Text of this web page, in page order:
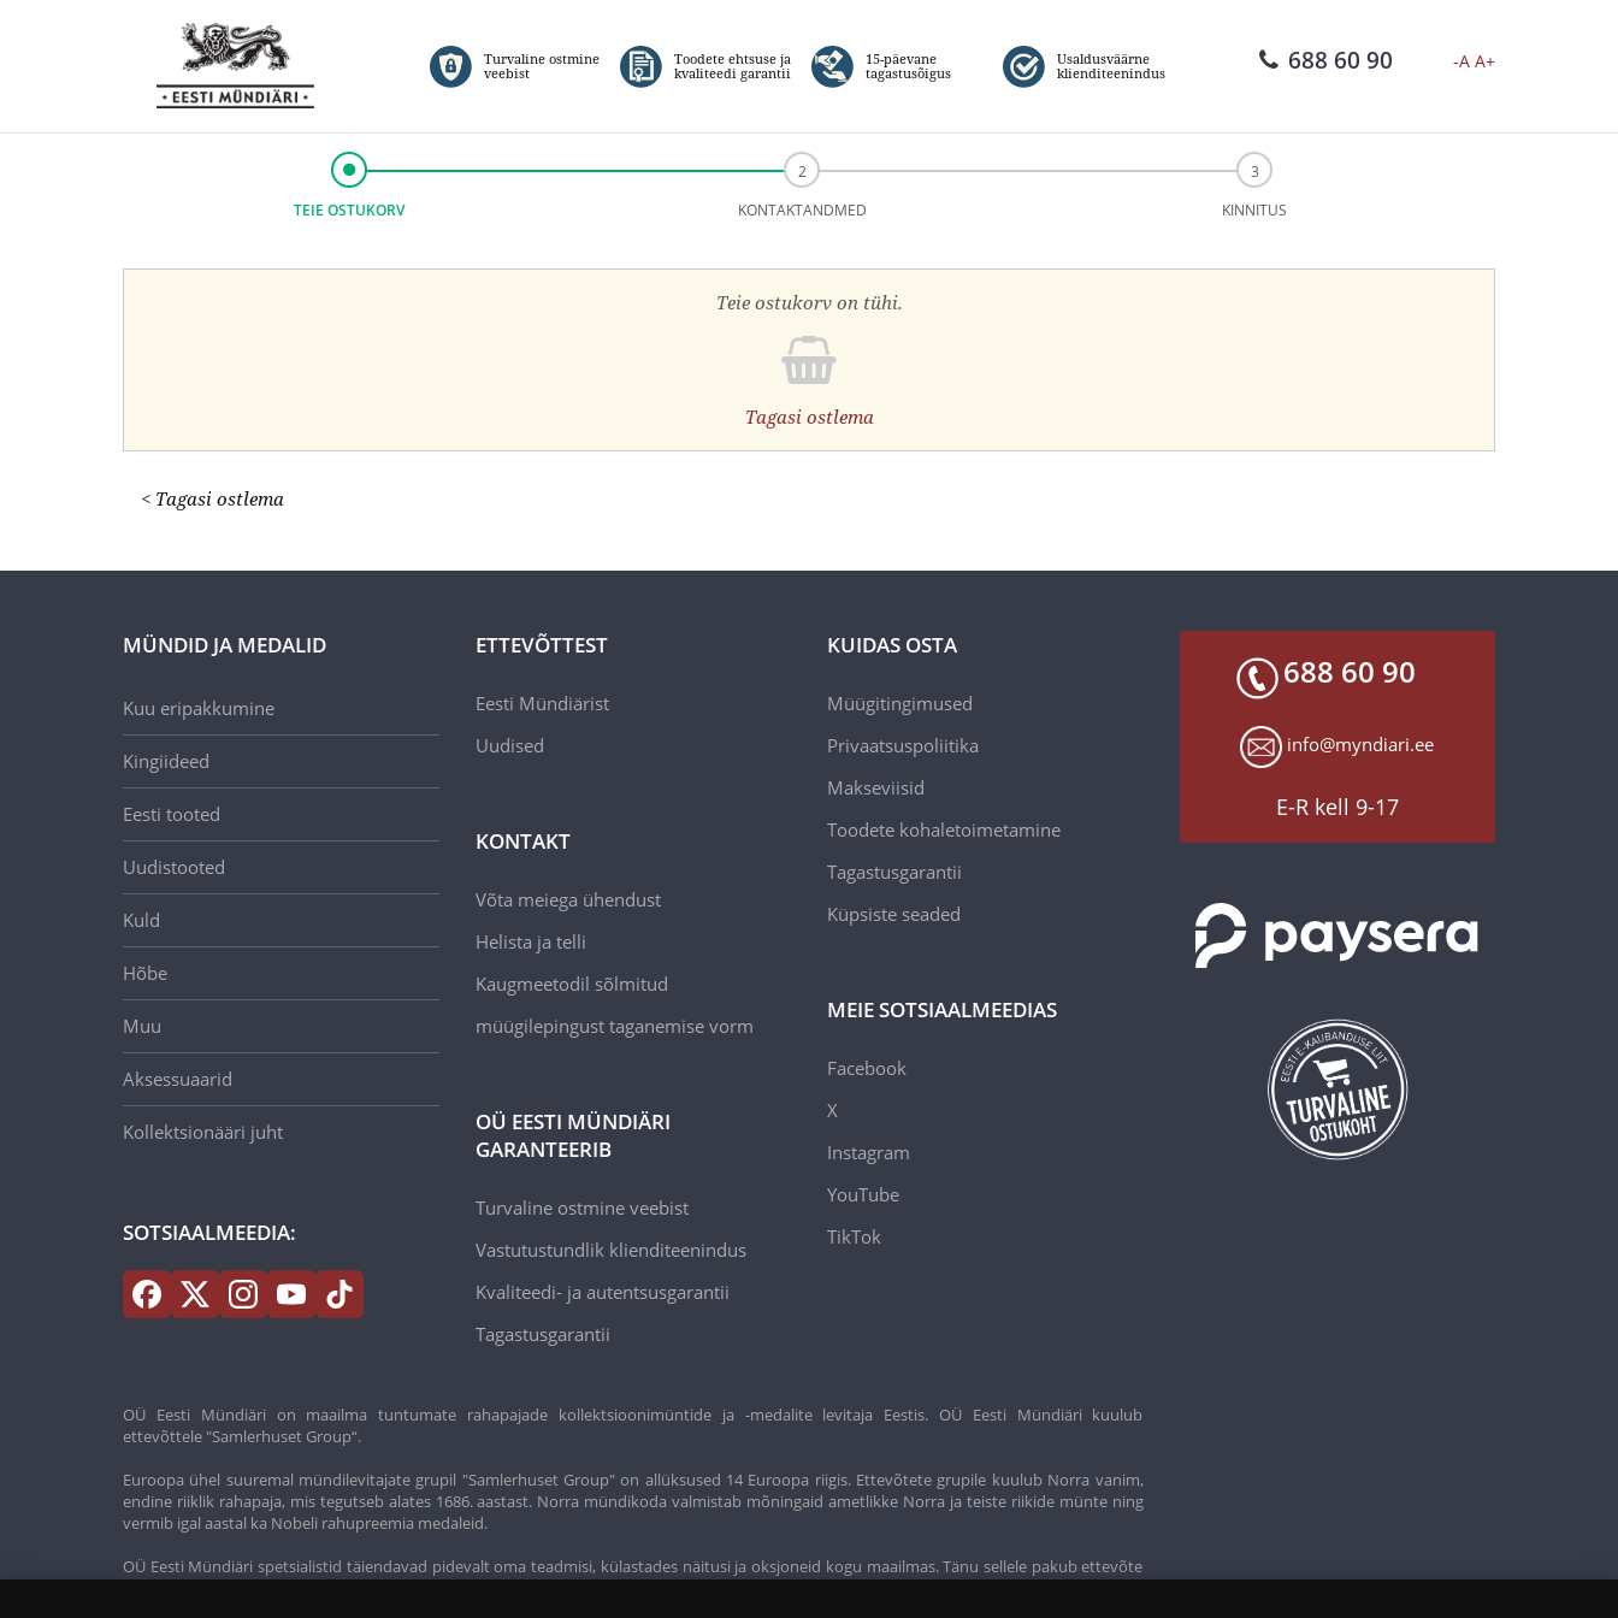
Turvaline ostmine
veebist
Toodete ehtsuse ja
kvaliteedi garantii
15-päevane
tagastusõigus
Usaldusväärne
klienditeenindus
688 60 90 -A A+
TEIE OSTUKORV KONTAKTANDMED KINNITUS
Teie ostukorv on tühi.
Tagasi ostlema
< Tagasi ostlema
MÜNDID JA MEDALID
Kuu eripakkumine
Kingiideed
Eesti tooted
Uudistooted
Kuld
Hõbe
Muu
Aksessuaarid
Kollektsionääri juht
SOTSIAALMEEDIA:
ETTEVÕTTEST
Eesti Mündiärist
Uudised
KONTAKT
Võta meiega ühendust
Helista ja telli
Kaugmeetodil sõlmitud
müügilepingust taganemise vorm
OÜ EESTI MÜNDIÄRI
GARANTEERIB
Turvaline ostmine veebist
Vastutustundlik klienditeenindus
Kvaliteedi- ja autentsusgarantii
Tagastusgarantii
KUIDAS OSTA
Müügitingimused
Privaatsuspoliitika
Makseviisid
Toodete kohaletoimetamine
Tagastusgarantii
Küpsiste seaded
MEIE SOTSIAALMEEDIAS
Facebook
X
Instagram
YouTube
TikTok
688 60 90
info@myndiari.ee
E-R kell 9-17
OÜ Eesti Mündiäri on maailma tuntumate rahapajade kollektsioonimüntide ja -medalite levitaja Eestis. OÜ Eesti Mündiäri kuulub
ettevõttele "Samlerhuset Group“.
Euroopa ühel suuremal mündilevitajate grupil "Samlerhuset Group" on allüksused 14 Euroopa riigis. Ettevõtete grupile kuulub Norra vanim,
endine riiklik rahapaja, mis tegutseb alates 1686. aastast. Norra mündikoda valmistab mõningaid ametlikke Norra ja teiste riikide münte ning
vermib igal aastal ka Nobeli rahupreemia medaleid.
OÜ Eesti Mündiäri spetsialistid täiendavad pidevalt oma teadmisi, külastades näitusi ja oksjoneid kogu maailmas. Tänu sellele pakub ettevõte